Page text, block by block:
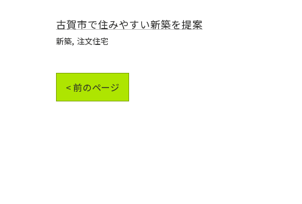
古賀市で住みやすい新築を提案
新築 注文住宅
< 前のページ